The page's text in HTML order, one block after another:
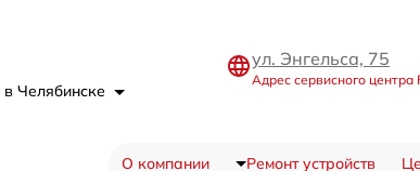
в Челябинске
ул. Энгельса, 75
Адрес сервисного центра
О компании Ремонт устройств